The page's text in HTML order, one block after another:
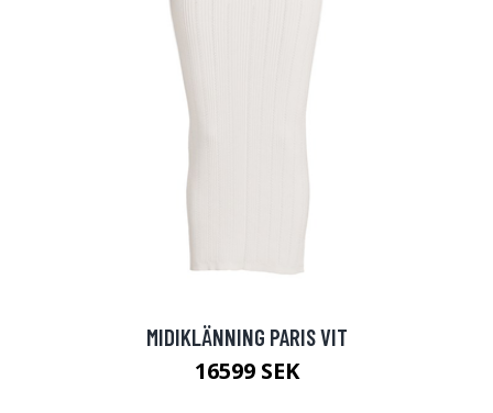
MIDIKLÄNNING PARIS VIT
16599 SEK